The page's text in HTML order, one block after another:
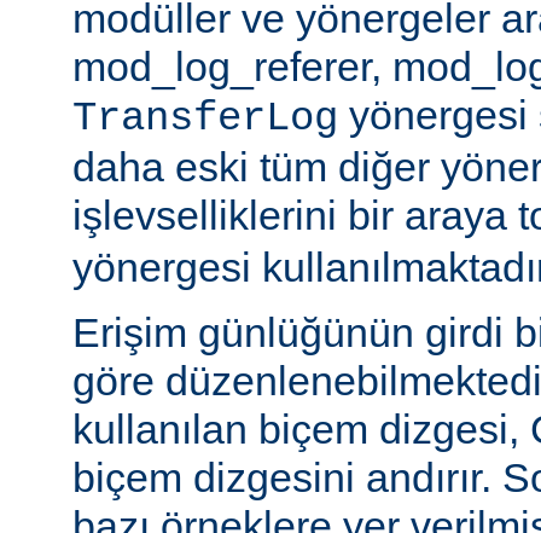
modüller ve yönergeler
mod_log_referer,
TransferLog yönergesi
daha eski tüm diğer
işlevselliklerini bir araya
yönergesi
Erişim günlüğünün girdi
göre
kullanılan biçem dizgesi,
biçem dizgesini andırır.